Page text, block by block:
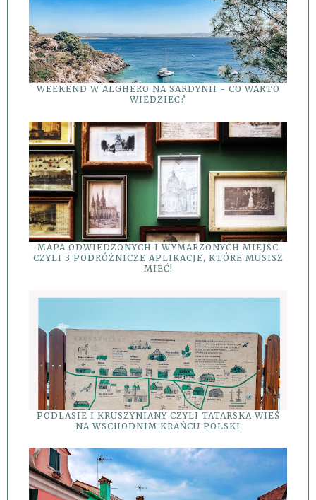
WEEKEND W ALGHERO NA SARDYNII - CO WARTO
WIEDZIEĆ?
MAPA ODWIEDZONYCH I WYMARZONYCH MIEJSC
CZYLI 3 PODRÓŻNICZE APLIKACJE, KTÓRE MUSISZ
MIEĆ!
PODLASIE I KRUSZYNIANY CZYLI TATARSKA WIEŚ
NA WSCHODNIM KRAŃCU POLSKI